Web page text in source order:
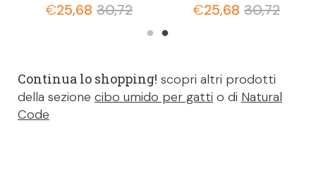
€25,68 30,72 €25,68 30,72
Continua lo shopping! scopri altri prodotti
della sezione cibo umido per gatti o di Natural
Code